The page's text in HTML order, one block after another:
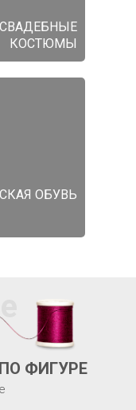
СВАДЕБНЫЕ
КОСТЮМЫ
ОБУВЬ
ФИГУРЕ